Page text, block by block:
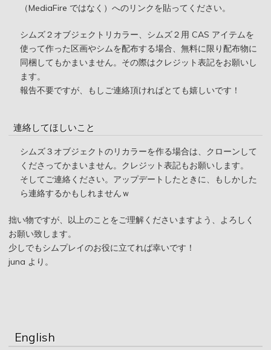
（MediaFire ではなく）へのリンクを貼ってください。
シムズ２オブジェクトリカラー、シムズ２用 CAS アイテムを
使って作った区画やシムを配布する場合、無料に限り配布物に
同梱してもかまいません。その際はクレジット表記をお願いし
ます。
報告不要ですが、もしご連絡頂ければとても嬉しいです！
連絡してほしいこと
シムズ３オブジェクトのリカラーを作る場合は、クローンして
くださってかまいません。クレジット表記もお願いします。
そしてご連絡ください。アップデートしたときに、もしかした
ら連絡するかもしれませんｗ
拙い物ですが、以上のことをご理解くださいますよう、よろしく
お願い致します。
少しでもシムプレイのお役に立てれば幸いです！
juna より。
English